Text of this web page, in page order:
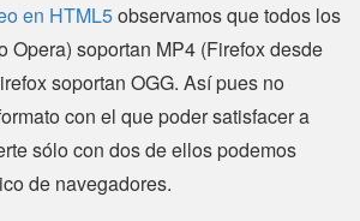
en HTML5observamos que todos los
Opera) soportan MP4 (Firefox desde
soportan OGG. Así pues no
con el que poder satisfacer a
sólo con dos de ellos podemos
de navegadores.